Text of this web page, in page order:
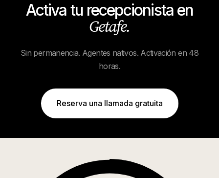
Activa tu recepcionista en
Getafe.
Sin permanencia. Agentes nativos. Activación en 48
horas.
Reserva una llamada gratuita